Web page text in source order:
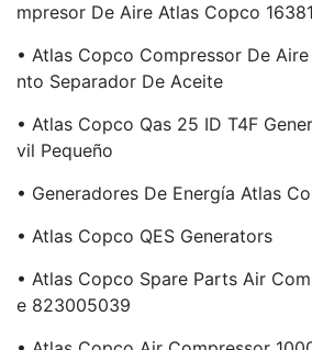
Mpresor De Aire Atlas Copco
• Atlas Copco Compressor De
Nto Separador De Aceite
• Atlas Copco Qas 25 ID T4F
Vil Pequeño
• Generadores De Energía Atlas
• Atlas Copco QES Generators
• Atlas Copco Spare Parts Air
E 823005039